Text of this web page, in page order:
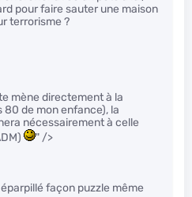
pour faire sauter une maison
terrorisme ?
mène directement à la
de mon enfance), la
nécessairement à celle
" />
façon puzzle même